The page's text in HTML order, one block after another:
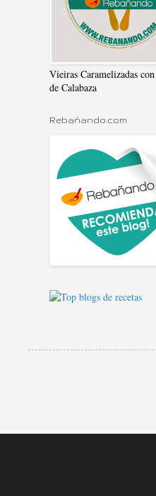
Vieiras Caramelizadas
de Calabaza
Rebañando.com